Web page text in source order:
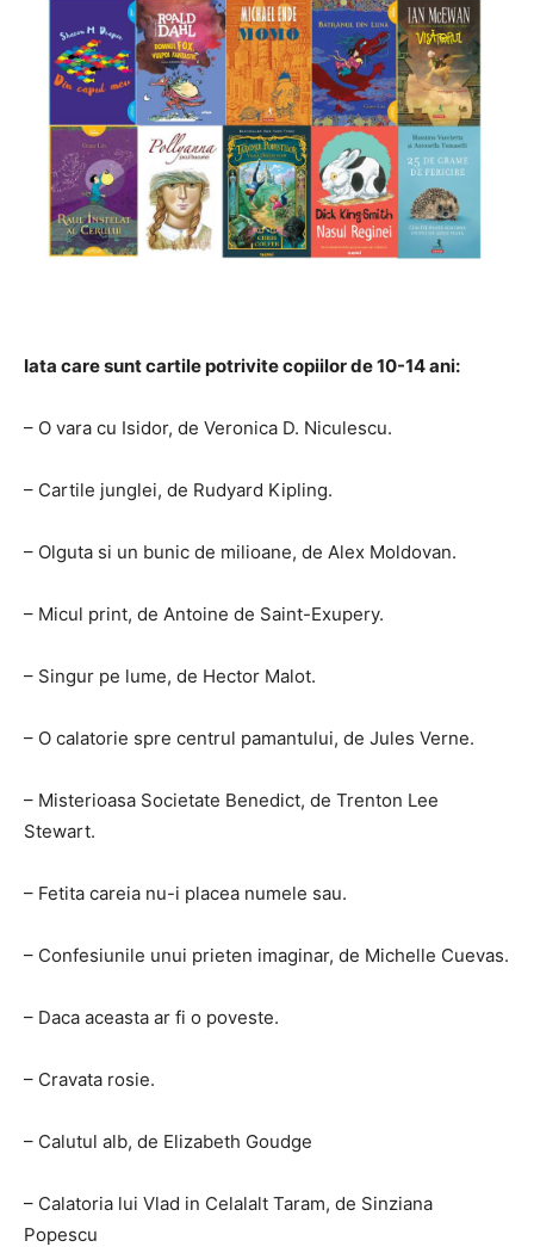
Iata care sunt cartile potrivite copiilor de 10-14 ani:
– O vara cu Isidor, de Veronica D. Niculescu.
– Cartile junglei, de Rudyard Kipling.
– Olguta si un bunic de milioane, de Alex Moldovan.
– Micul print, de Antoine de Saint-Exupery.
– Singur pe lume, de Hector Malot.
– O calatorie spre centrul pamantului, de Jules Verne.
– Misterioasa Societate Benedict, de Trenton Lee
Stewart.
– Fetita careia nu-i placea numele sau.
– Confesiunile unui prieten imaginar, de Michelle Cuevas.
– Daca aceasta ar fi o poveste.
– Cravata rosie.
– Calutul alb, de Elizabeth Goudge
– Calatoria lui Vlad in Celalalt Taram, de Sinziana
Popescu